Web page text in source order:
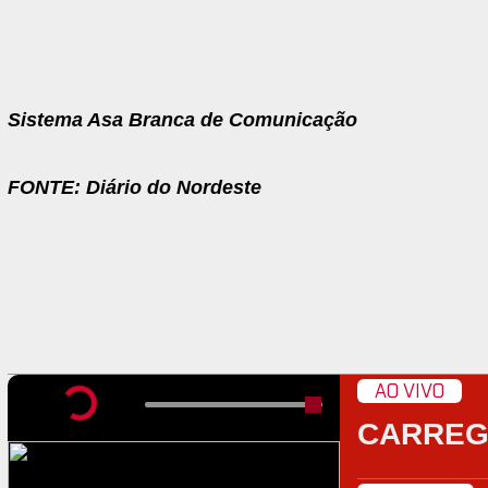
Sistema Asa Branca de Comunicação
FONTE: Diário do Nordeste
AO VIVO